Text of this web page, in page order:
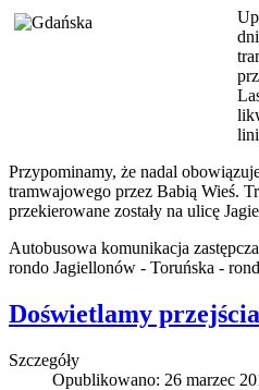
Przypominamy, że nadal
tramwajowego przez Babią Wieś.
przekierowane zostały na ulicę
Autobusowa komunikacja
rondo Jagiellonów - Toruńska -
Doświetlamy
Szczegóły
Opublikowano: 26 marzec